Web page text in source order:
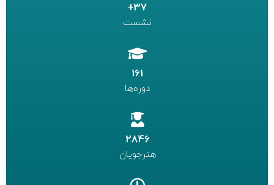
37+
نشست
161
دوره‌ها
2846
هنرجویان